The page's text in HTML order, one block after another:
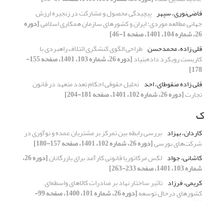
قاضی‌نوری، سپهر پیچیدگی محصول و مشارکت در زنجیره ارزش
جهانی مطالعه موردی: ایران و کشورهای سازمان همکاری اسلامی[دوره
26، شماره 104، 1401، صفحه 1-46]
قلی زاده، محمدحسن طراحی الگوی کنشگری ائتلاف راهبردی با
کاربست رویکرد داده‌بنیاد [دوره 26، شماره 103، 1401، صفحه 155-
178]
قلی زاده منقوطای، احد تحلیل حقوقی احکام تعدد متعهد در قانون
تجارت[دوره 26، شماره 102، 1401، صفحه 181-204]
ک
کاردان، بهزاد بررسی رابطه بین تمرکز بر مشتریان عمده و نوآوری در
شرکت‌های بورسی[دوره 26، شماره 102، 1401، صفحه 157-180]
کاشانی، جواد لکس مرکاتوریا قانونی کارآمد برای بازرگانان [دوره 26،
شماره 103، 1401، صفحه 233-263]
کریمی، فرزاد تاثیر ساختار نهاد بر صادرات کالاهای واسطه‌ای
کشورهای درحال توسعه [دوره 26، شماره 101، 1400، صفحه 99-